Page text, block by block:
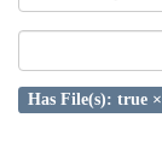
Has File(s): true ×